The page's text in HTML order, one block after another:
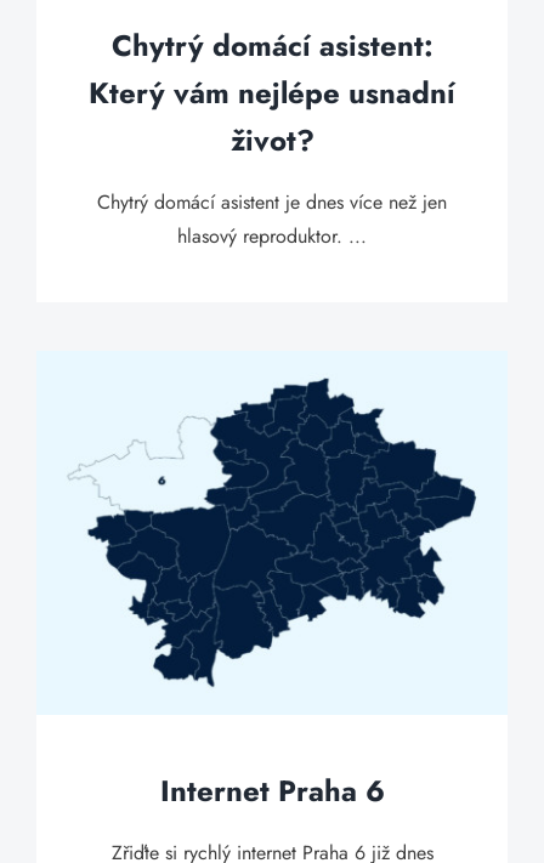
Chytrý domácí asistent:
Který vám nejlépe usnadní
život?
Chytrý domácí asistent je dnes více než jen
hlasový reproduktor. ...
Internet Praha 6
Zřiďte si rychlý internet Praha 6 již dnes